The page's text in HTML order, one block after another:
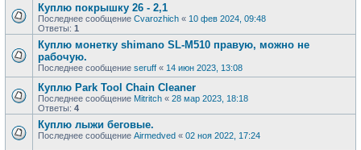
Куплю покрышку 26 - 2,1
Последнее сообщение Сvarozhich « 10 фев 2024, 09:48
Ответы: 1
Куплю монетку shimano SL-M510 правую, можно не
рабочую.
Последнее сообщение seruff « 14 июн 2023, 13:08
Куплю Park Tool Chain Cleaner
Последнее сообщение Mitritch « 28 мар 2023, 18:18
Ответы: 4
Куплю лыжи беговые.
Последнее сообщение Airmedved « 02 ноя 2022, 17:24